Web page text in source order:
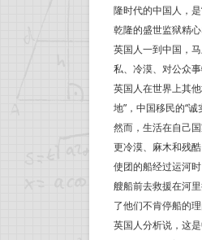
隆时代的中国人，
乾隆的盛世监狱精
英国人一到中国，
私、冷漠、对公众事
英国人在世界上其
地”，中国移民的“
然而，生活在自己
更冷漠、麻木和残酷
使团的船经过运河
艘船前去救援在河
了他们不肯停船的
英国人分析说，这